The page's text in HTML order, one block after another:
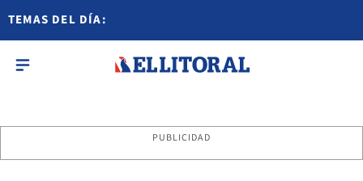
TEMAS DEL DÍA:
PUBLICIDAD